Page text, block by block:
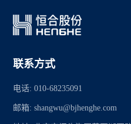
联系方式
电话: 010-68235091
邮箱: shangwu@bjhenghe.com